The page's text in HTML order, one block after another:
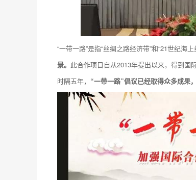
“一带一路”是指“丝绸之路经济带”和“21世纪海上
景。 此合作项目自从2013年提出以来，得到国
时隔五年， “一带一路”倡议已经取得众多成果